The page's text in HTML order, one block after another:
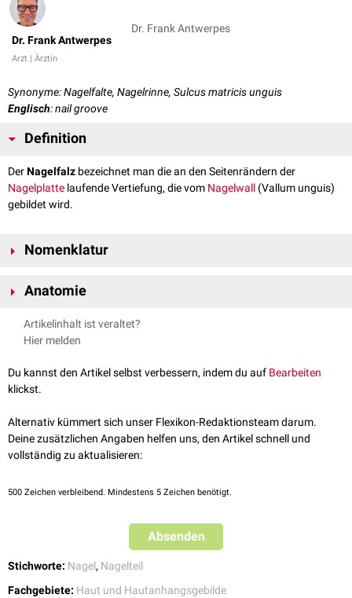
Dr. Frank Antwerpes
Arzt | Ärztin
Dr. Frank Antwerpes
Synonyme: Nagelfalte, Nagelrinne, Sulcus matricis unguis
Englisch: nail groove
Definition
DerNagelfalz bezeichnet man die an den Seitenrändern der
Nagelplatte laufende Vertiefung, die vom Nagelwall (Vallum unguis)
gebildet wird.
Nomenklatur
fälschlicherweise synonym verwendet.
Anatomie
Der Nagelfalz ist vom
ausgekleidet. Nach proximal geht er in die
Seitenbereich der dorsalen Fingerkuppe aus.
Artikelinhalt ist veraltet?
Hier melden
Du kannst den Artikel selbst verbessern, indem du auf Bearbeiten
klickst.
Alternativ kümmert sich unser Flexikon-Redaktionsteam darum.
Deine zusätzlichen Angaben helfen uns, den Artikel schnell und
vollständig zu aktualisieren:
500 Zeichen verbleibend. Mindestens 5 Zeichen benötigt.
Absenden
Stichworte: Nagel, Nagelteil
Fachgebiete: Haut und Hautanhangsgebilde